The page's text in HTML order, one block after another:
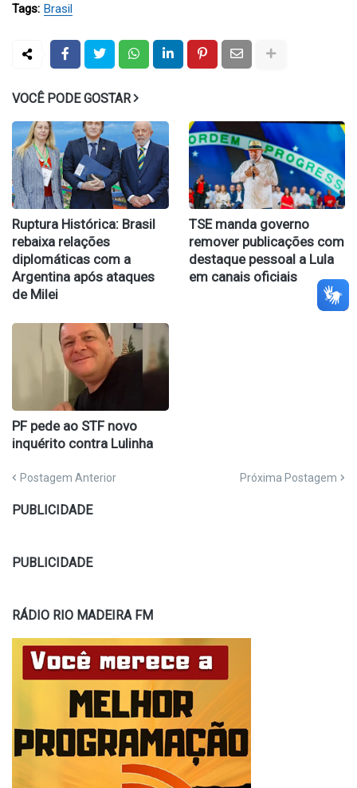
Tags: Brasil
VOCÊ PODE GOSTAR
Ruptura Histórica: Brasil
rebaixa relações
diplomáticas com a
Argentina após ataques
de Milei
TSE manda governo
remover publicações com
destaque pessoal a Lula
em canais oficiais
PF pede ao STF novo
inquérito contra Lulinha
Postagem Anterior Próxima Postagem
PUBLICIDADE
PUBLICIDADE
RÁDIO RIO MADEIRA FM